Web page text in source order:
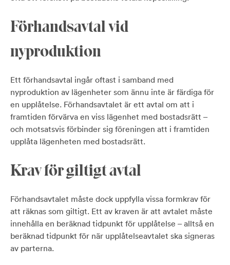
Förhandsavtal vid
nyproduktion
Ett förhandsavtal ingår oftast i samband med
nyproduktion av lägenheter som ännu inte är färdiga för
en upplåtelse. Förhandsavtalet är ett avtal om att i
framtiden förvärva en viss lägenhet med bostadsrätt –
och motsatsvis förbinder sig föreningen att i framtiden
upplåta lägenheten med bostadsrätt.
Krav för giltigt avtal
Förhandsavtalet måste dock uppfylla vissa formkrav för
att räknas som giltigt. Ett av kraven är att avtalet måste
innehålla en beräknad tidpunkt för upplåtelse – alltså en
beräknad tidpunkt för när upplåtelseavtalet ska signeras
av parterna.